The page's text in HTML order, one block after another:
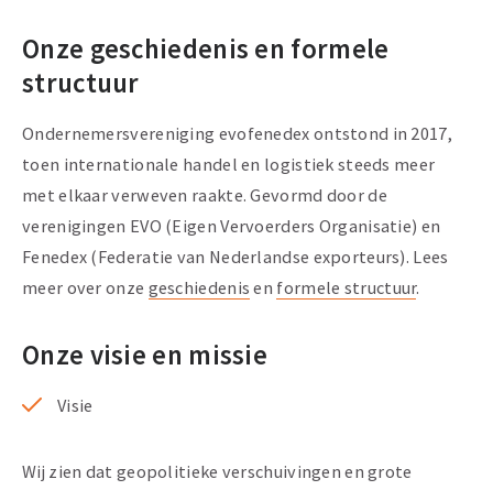
Onze geschiedenis en formele
structuur
Ondernemersvereniging evofenedex ontstond in 2017,
toen internationale handel en logistiek steeds meer
met elkaar verweven raakte. Gevormd door de
verenigingen EVO (Eigen Vervoerders Organisatie) en
Fenedex (Federatie van Nederlandse exporteurs). Lees
meer over onze geschiedenis en formele structuur.
Onze visie en missie
Visie
Wij zien dat geopolitieke verschuivingen en grote